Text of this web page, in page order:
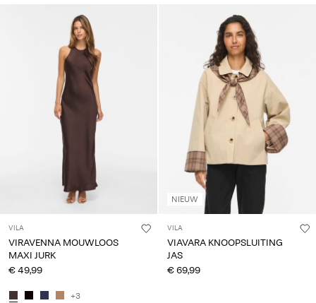
VILA
VIRAVENNA MOUWLOOS
MAXI JURK
€ 49,99
+3
NIEUW
VILA
VIAVARA KNOOPSLUITING
JAS
€ 69,99